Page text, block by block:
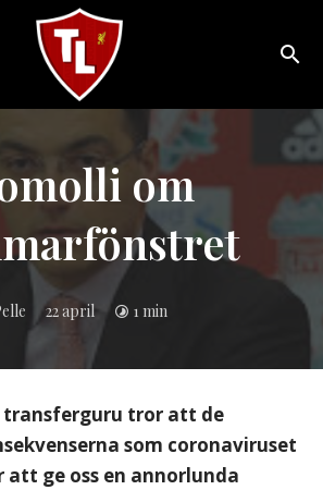
Liverpool
om
22 april 1 min
transferguru tror att de
som coronaviruset
ge oss en annorlunda